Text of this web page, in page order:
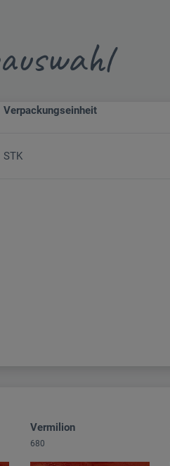
Verpackungseinheit
STK
Vermilion
680